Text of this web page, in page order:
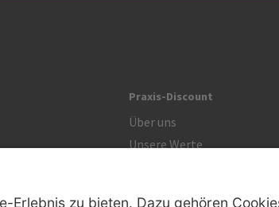
Praxis-Discount
Über uns
Unsere Werte
Zertifikat